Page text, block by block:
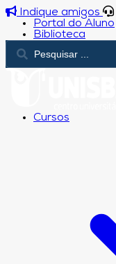
Indique amigos
Portal do Aluno
Biblioteca
Cursos